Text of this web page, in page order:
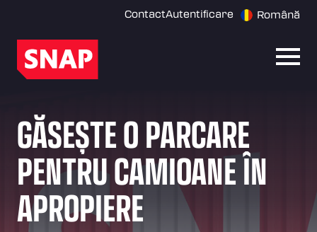
ContactAutentificare Română
GĂSEȘTE O PARCARE
PENTRU CAMIOANE ÎN
APROPIERE